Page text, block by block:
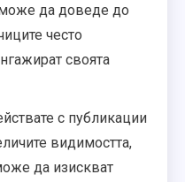
да доведе до
често
своята
с публикации
видимостта,
да изискват